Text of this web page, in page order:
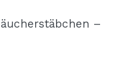
Maquillalia.de
den Status Ihrer
Vorgänge
–